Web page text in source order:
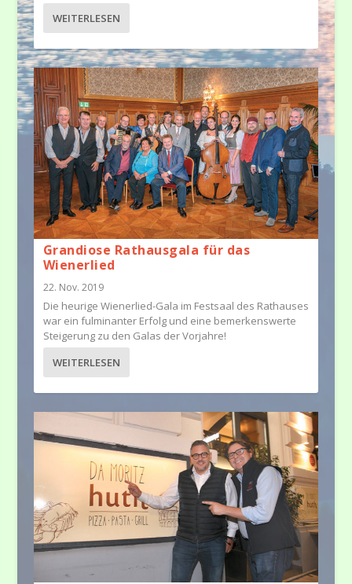
WEITERLESEN
Grandiose Rathausgala für das
Wienerlied
22. Nov. 2019
Die heurige Wienerlied-Gala im Festsaal des Rathauses
war ein fulminanter Erfolg und eine bemerkenswerte
Steigerung zu den Galas der Vorjahre!
WEITERLESEN